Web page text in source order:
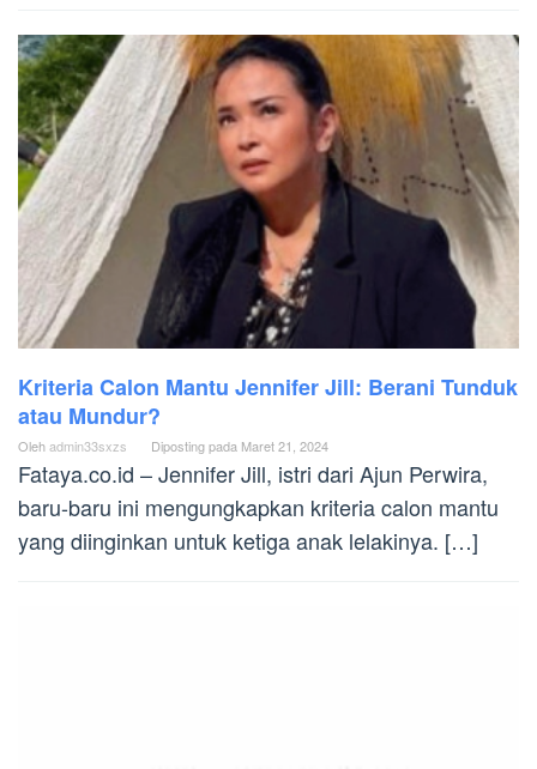
Kriteria Calon Mantu Jennifer Jill: Berani Tunduk
atau Mundur?
Olehadmin33sxzs Diposting pada Maret 21, 2024
Fataya.co.id – Jennifer Jill, istri dari Ajun Perwira,
baru-baru ini mengungkapkan kriteria calon mantu
yang diinginkan untuk ketiga anak lelakinya. […]